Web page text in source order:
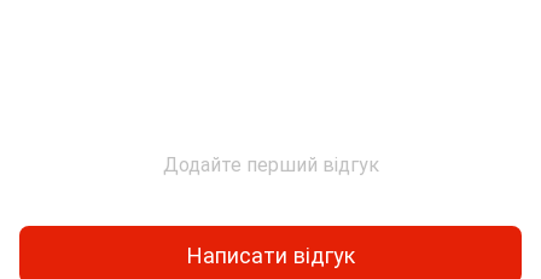
Додайте перший відгук
Написати відгук